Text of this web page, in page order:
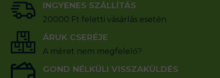
INGYENES SZÁLLÍTÁS
20000 Ft feletti vásárlás esetén
ÁRUK CSERÉJE
A méret nem megfelelő?
GOND NÉLKÜLI VISSZAKÜLDÉS